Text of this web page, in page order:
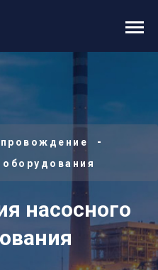
насосного